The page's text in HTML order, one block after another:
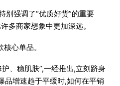
别强调了“优质好货”的重要
多商家想象中更加深远。
心单品。
、稳肌肤”,一经推出,立刻跻身
品增速趋于平缓时,如何在平销